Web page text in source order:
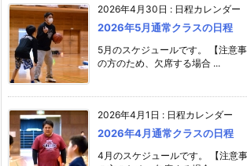
2026年4月30日 : 日程カレンダー
2026年5月通常クラスの日程
5月のスケジュールです。 【注意
の方のため、欠席する場合 ...
2026年4月1日 : 日程カレンダー
2026年4月通常クラスの日程
4月のスケジュールです。 【注意